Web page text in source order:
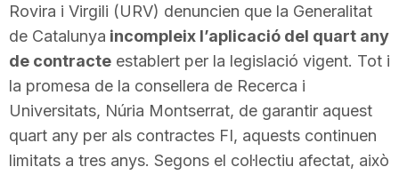
a
t
Rovira i Virgili (URV) denuncien que la Generalitat
de Catalunya incompleix l’aplicació del quart any
de contracte establert per la legislació vigent. Tot i
la promesa de la consellera de Recerca i
Universitats, Núria Montserrat, de garantir aquest
quart any per als contractes FI, aquests continuen
limitats a tres anys. Segons el col·lectiu afectat, això